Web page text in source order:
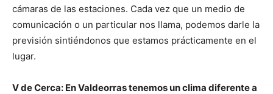
cámaras de las estaciones. Cada vez que un medio de
comunicación o un particular nos llama, podemos darle la
previsión sintiéndonos que estamos prácticamente en el
lugar.
V de Cerca: En Valdeorras tenemos un clima diferente a